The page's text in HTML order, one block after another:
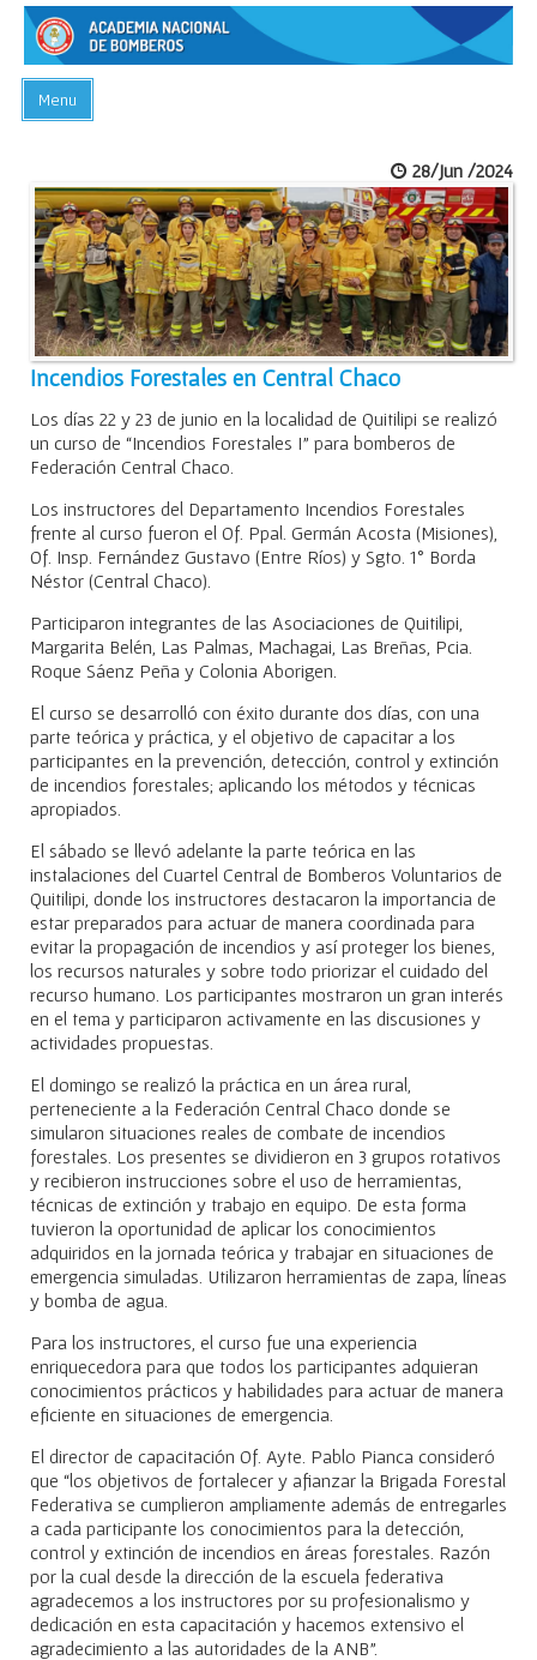
Menu
ACADEMIA
PREGUNTAS FRECUENTES
BIBLIOTECA
EVENTOS
CONTACTO
28/Jun /2024
Incendios Forestales en Central Chaco
Los días 22 y 23 de junio en la localidad de Quitilipi se realizó
un curso de “Incendios Forestales I” para bomberos de
Federación Central Chaco.
Los instructores del Departamento Incendios Forestales
frente al curso fueron el Of. Ppal. Germán Acosta (Misiones),
Of. Insp. Fernández Gustavo (Entre Ríos) y Sgto. 1° Borda
Néstor (Central Chaco).
Participaron integrantes de las Asociaciones de Quitilipi,
Margarita Belén, Las Palmas, Machagai, Las Breñas, Pcia.
Roque Sáenz Peña y Colonia Aborigen.
El curso se desarrolló con éxito durante dos días, con una
parte teórica y práctica, y el objetivo de capacitar a los
participantes en la prevención, detección, control y extinción
de incendios forestales; aplicando los métodos y técnicas
apropiados.
El sábado se llevó adelante la parte teórica en las
instalaciones del Cuartel Central de Bomberos Voluntarios de
Quitilipi, donde los instructores destacaron la importancia de
estar preparados para actuar de manera coordinada para
evitar la propagación de incendios y así proteger los bienes,
los recursos naturales y sobre todo priorizar el cuidado del
recurso humano. Los participantes mostraron un gran interés
en el tema y participaron activamente en las discusiones y
actividades propuestas.
El domingo se realizó la práctica en un área rural,
perteneciente a la Federación Central Chaco donde se
simularon situaciones reales de combate de incendios
forestales. Los presentes se dividieron en 3 grupos rotativos
y recibieron instrucciones sobre el uso de herramientas,
técnicas de extinción y trabajo en equipo. De esta forma
tuvieron la oportunidad de aplicar los conocimientos
adquiridos en la jornada teórica y trabajar en situaciones de
emergencia simuladas. Utilizaron herramientas de zapa, líneas
y bomba de agua.
Para los instructores, el curso fue una experiencia
enriquecedora para que todos los participantes adquieran
conocimientos prácticos y habilidades para actuar de manera
eficiente en situaciones de emergencia.
El director de capacitación Of. Ayte. Pablo Pianca consideró
que “los objetivos de fortalecer y afianzar la Brigada Forestal
Federativa se cumplieron ampliamente además de entregarles
a cada participante los conocimientos para la detección,
control y extinción de incendios en áreas forestales. Razón
por la cual desde la dirección de la escuela federativa
agradecemos a los instructores por su profesionalismo y
dedicación en esta capacitación y hacemos extensivo el
agradecimiento a las autoridades de la ANB”.